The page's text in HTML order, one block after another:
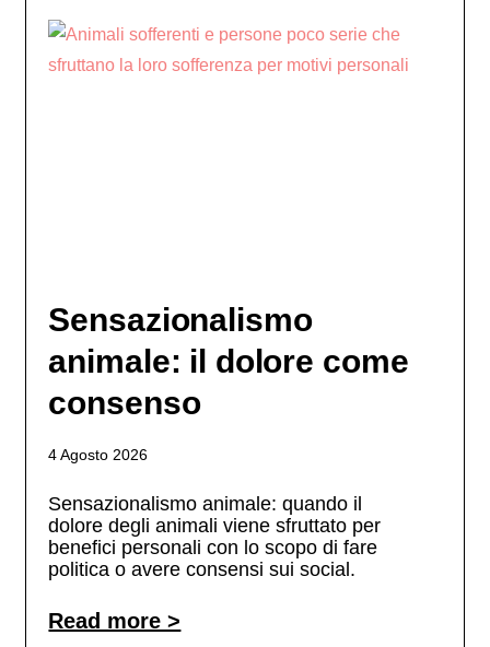
Sensazionalismo
animale: il dolore come
consenso
4 Agosto 2026
Sensazionalismo animale: quando il
dolore degli animali viene sfruttato per
benefici personali con lo scopo di fare
politica o avere consensi sui social.
Read more >